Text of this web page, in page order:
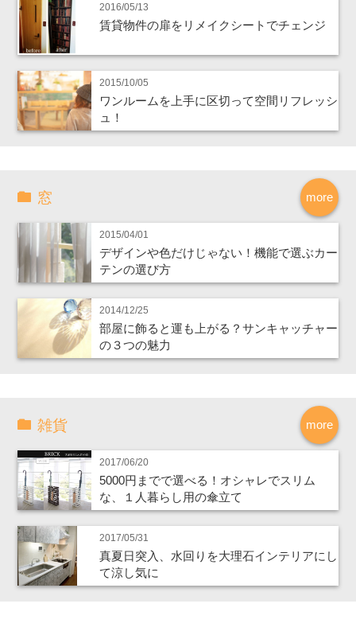
2016/05/13
賃貸物件の扉をリメイクシートでチェンジ
2015/10/05
ワンルームを上手に区切って空間リフレッシ
ュ！
more
窓
2015/04/01
デザインや色だけじゃない！機能で選ぶカー
テンの選び方
2014/12/25
部屋に飾ると運も上がる？サンキャッチャー
の３つの魅力
more
雑貨
2017/06/20
5000円までで選べる！オシャレでスリム
な、１人暮らし用の傘立て
2017/05/31
真夏日突入、水回りを大理石インテリアにし
て涼し気に